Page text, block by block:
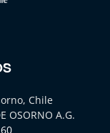
Chile
OSORNO A.G.